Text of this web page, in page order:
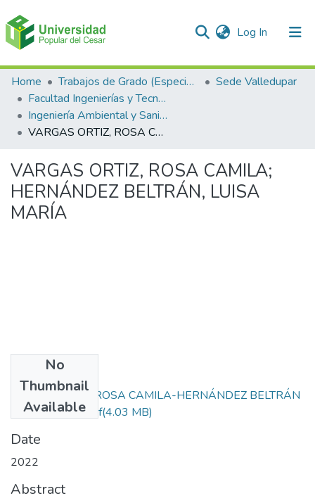
Log In (current)
Communities & Collections
All of DSpace
Statistics
Home Trabajos de Grado (Especializaciones y Pregrados)
Sede Valledupar
Facultad Ingenierías y Tecnologías
Ingeniería Ambiental y Sanitaria.
VARGAS ORTIZ, ROSA CAMILA; HERNÁNDEZ BELTRÁN, LUISA MARÍA
VARGAS ORTIZ, ROSA CAMILA;
HERNÁNDEZ BELTRÁN, LUISA
MARÍA
No
Thumbnail
Available
VARGAS ORTIZ ROSA CAMILA-HERNÁNDEZ BELTRÁN
LUISA MARÍA.pdf(4.03 MB)
Date
2022
Abstract